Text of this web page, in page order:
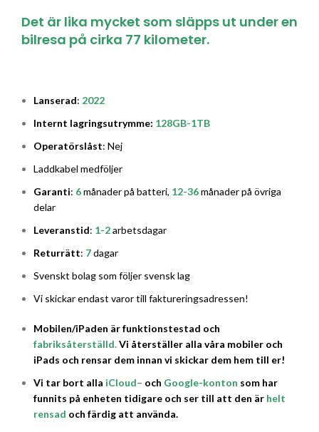
Det är lika mycket som släpps ut under en
bilresa på cirka 77 kilometer.
Lanserad: 2022
Internt lagringsutrymme: 128GB-1TB
Operatörslåst: Nej
Laddkabel medföljer
Garanti: 6månader på batteri, 12-36månader på övriga
delar
Leveranstid: 1-2arbetsdagar
Returrätt: 7dagar
Svenskt bolag som följer svensk lag
Vi skickar endast varor till faktureringsadressen!
Mobilen/iPaden är funktionstestad och
fabriksåterställd.Vi återställer alla våra mobiler och
iPads och rensar dem innan vi skickar dem hem till er!
Vi tar bort alla iCloud– och Google-konton som har
funnits på enheten tidigare och ser till att den är helt
rensad och färdig att använda.